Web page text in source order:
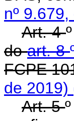
nº
Art. 4º
doart. 8
FCPE
de 2019)
Art. 5